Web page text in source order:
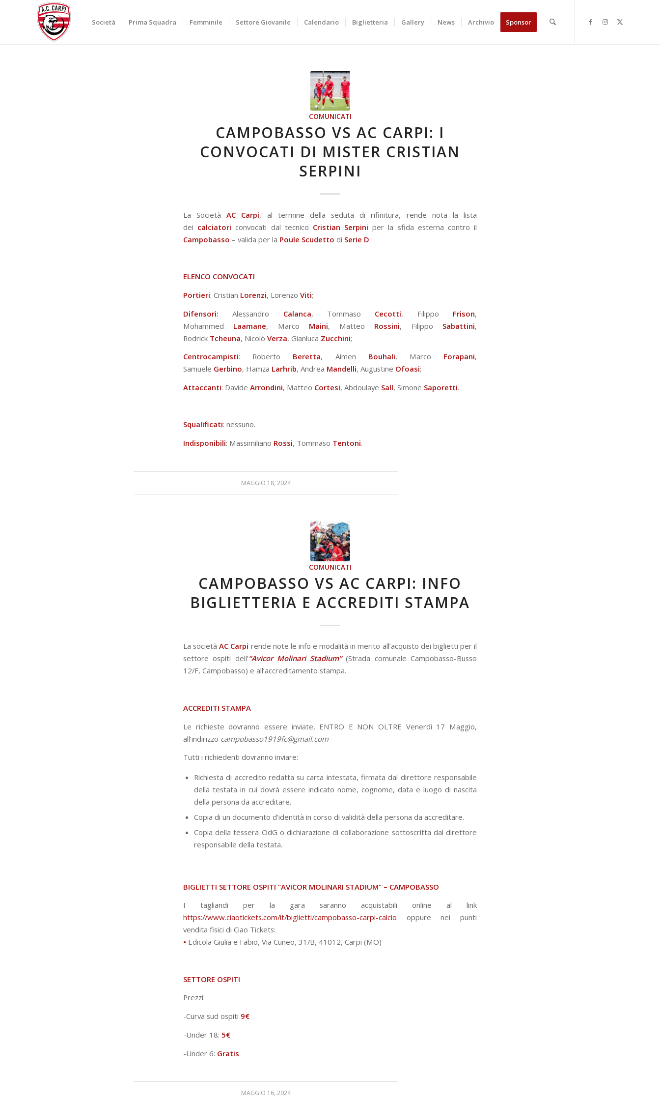
Società Prima Squadra Femminile Settore Giovanile Calendario Biglietteria Gallery News Archivio Sponsor
COMUNICATI
CAMPOBASSO VS AC CARPI: I
CONVOCATI DI MISTER CRISTIAN
SERPINI
La SocietàAC Carpi, al termine della seduta di rifinitura, rende nota la lista
dei calciatori convocati dal tecnico Cristian Serpini per la sfida esterna contro il
Campobasso – valida per la Poule Scudetto di Serie D:
ELENCO CONVOCATI
Portieri: Cristian Lorenzi, Lorenzo Viti;
Difensori:Alessandro Calanca, Tommaso Cecotti, Filippo Frison,
Mohammed Laamane, Marco Maini, Matteo Rossini, Filippo Sabattini,
Rodrick Tcheuna, Nicolò Verza, Gianluca Zucchini;
Centrocampisti: Roberto Beretta, Aimen Bouhali, Marco Forapani,
Samuele Gerbino, Hamza Larhrib, Andrea Mandelli, Augustine Ofoasi;
Attaccanti: Davide Arrondini, Matteo Cortesi, Abdoulaye Sall, Simone Saporetti.
Squalificati: nessuno.
Indisponibili: Massimiliano Rossi, Tommaso Tentoni.
MAGGIO 18, 2024
COMUNICATI
CAMPOBASSO VS AC CARPI: INFO
BIGLIETTERIA E ACCREDITI STAMPA
La societàAC Carpi rende note le info e modalità in merito all’acquisto dei biglietti per il
settore ospiti dell’“Avicor Molinari Stadium”(Strada comunale Campobasso-Busso
12/F, Campobasso) e all’accreditamento stampa.
ACCREDITI STAMPA
Le richieste dovranno essere inviate, ENTRO E NON OLTRE Venerdì 17 Maggio,
all’indirizzo campobasso1919fc@gmail.com
Tutti i richiedenti dovranno inviare:
Richiesta di accredito redatta su carta intestata, firmata dal direttore responsabile
della testata in cui dovrà essere indicato nome, cognome, data e luogo di nascita
della persona da accreditare.
Copia di un documento d’identità in corso di validità della persona da accreditare.
Copia della tessera OdG o dichiarazione di collaborazione sottoscritta dal direttore
responsabile della testata.
BIGLIETTI SETTORE OSPITI “AVICOR MOLINARI STADIUM” – CAMPOBASSO
I tagliandi per la gara saranno acquistabili online al link
https://www.ciaotickets.com/it/biglietti/campobasso-carpi-calcio oppure nei punti
vendita fisici di Ciao Tickets:
• Edicola Giulia e Fabio, Via Cuneo, 31/B, 41012, Carpi (MO)
SETTORE OSPITI
Prezzi:
-Curva sud ospiti 9€
-Under 18: 5€
-Under 6: Gratis
MAGGIO 16, 2024